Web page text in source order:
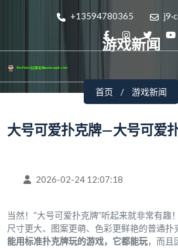
+13594780365
游戏新闻
首页 游戏新闻
大号可爱扑克牌—大号可爱
2026-02-24 12:07:18
当然！“大号可爱扑克牌”听起来就非常有趣
尺寸更大、图案更萌、色彩更鲜艳的普通扑
能用标准扑克牌玩的游戏，它都能玩，而且